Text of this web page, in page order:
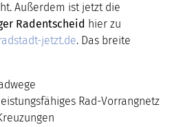
Außerdem ist jetzt die
Radentscheid hier zu
jetzt.de. Das breite
Rad-Vorrangnetz